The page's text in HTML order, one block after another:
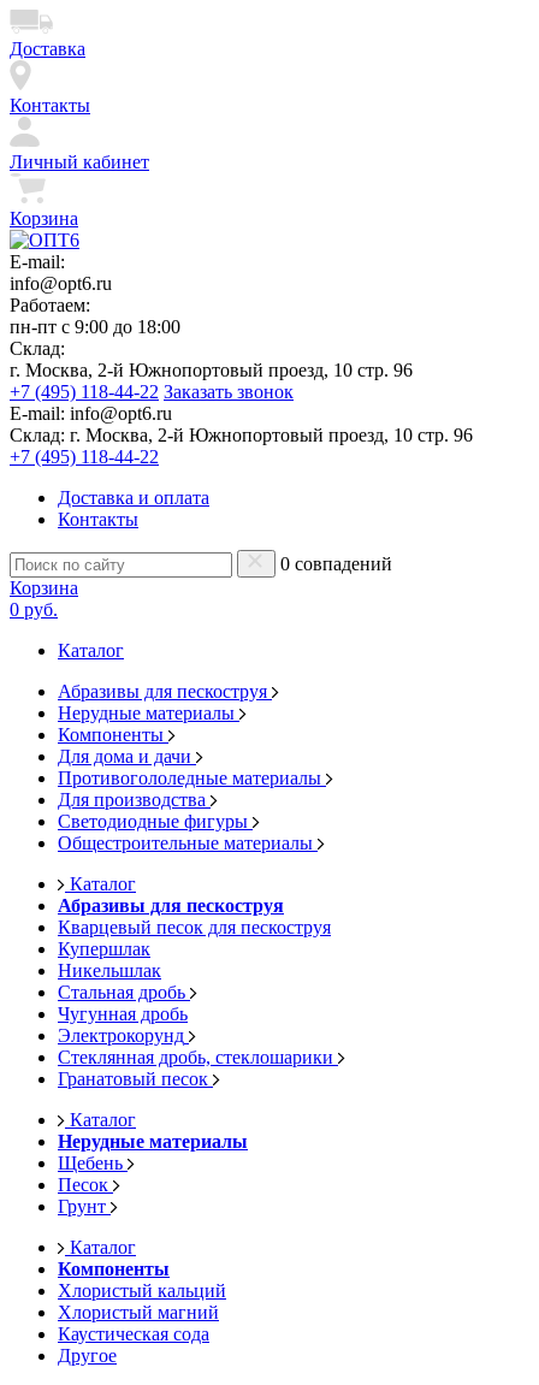
Доставка
Контакты
Личный кабинет
Корзина
E-mail:
info@opt6.ru
Работаем:
пн-пт с 9:00 до 18:00
Склад:
г. Москва, 2-й Южнопортовый проезд, 10 стр. 96
+7 (495) 118-44-22 Заказать звонок
E-mail: info@opt6.ru
Склад: г. Москва, 2-й Южнопортовый проезд, 10 стр. 96
+7 (495) 118-44-22
Доставка и оплата
Контакты
0 совпадений
Корзина
0 руб.
Каталог
Абразивы для пескоструя
Нерудные материалы
Компоненты
Для дома и дачи
Противогололедные материалы
Для производства
Светодиодные фигуры
Общестроительные материалы
Каталог
Абразивы для пескоструя
Кварцевый песок для пескоструя
Купершлак
Никельшлак
Стальная дробь
Чугунная дробь
Электрокорунд
Стеклянная дробь, стеклошарики
Гранатовый песок
Каталог
Нерудные материалы
Щебень
Песок
Грунт
Каталог
Компоненты
Хлористый кальций
Хлористый магний
Каустическая сода
Другое